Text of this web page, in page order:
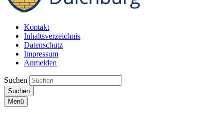
Kontakt
Inhaltsverzeichnis
Datenschutz
Impressum
Anmelden
Suchen
Suchen
Menü